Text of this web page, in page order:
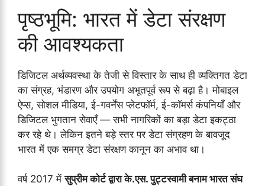
पृष्ठभूमि: भारत में डेटा संरक्षण
की आवश्यकता
डिजिटल अर्थव्यवस्था के तेजी से विस्तार के साथ ही व्यक्तिगत डेटा
का संग्रह, भंडारण और उपयोग अभूतपूर्व रूप से बढ़ा है। मोबाइल
ऐप्स, सोशल मीडिया, ई-गवर्नेंस प्लेटफॉर्म, ई-कॉमर्स कंपनियाँ और
डिजिटल भुगतान सेवाएँ — सभी नागरिकों का बड़ा डेटा इकट्ठा
कर रहे थे। लेकिन इतने बड़े स्तर पर डेटा संग्रहण के बावजूद
भारत में एक समग्र डेटा संरक्षण कानून का अभाव था।
वर्ष 2017 मेंसुप्रीम कोर्ट द्वारा के.एस. पुट्टस्वामी बनाम भारत संघ